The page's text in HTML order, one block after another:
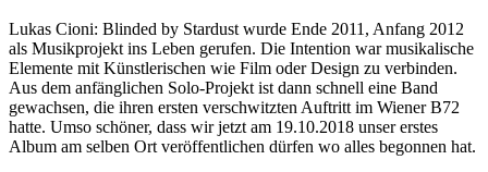
Lukas Cioni: Blinded by Stardust wurde Ende 2011, Anfang 2012
als Musikprojekt ins Leben gerufen. Die Intention war musikalische
Elemente mit Künstlerischen wie Film oder Design zu verbinden.
Aus dem anfänglichen Solo-Projekt ist dann schnell eine Band
gewachsen, die ihren ersten verschwitzten Auftritt im Wiener B72
hatte. Umso schöner, dass wir jetzt am 19.10.2018 unser erstes
Album am selben Ort veröffentlichen dürfen wo alles begonnen hat.